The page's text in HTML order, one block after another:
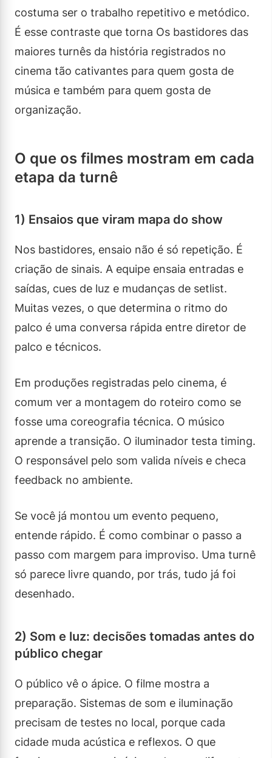
costuma ser o trabalho repetitivo e metódico.
É esse contraste que torna Os bastidores das
maiores turnês da história registrados no
cinema tão cativantes para quem gosta de
música e também para quem gosta de
organização.
O que os filmes mostram em cada
etapa da turnê
1) Ensaios que viram mapa do show
Nos bastidores, ensaio não é só repetição. É
criação de sinais. A equipe ensaia entradas e
saídas, cues de luz e mudanças de setlist.
Muitas vezes, o que determina o ritmo do
palco é uma conversa rápida entre diretor de
palco e técnicos.
Em produções registradas pelo cinema, é
comum ver a montagem do roteiro como se
fosse uma coreografia técnica. O músico
aprende a transição. O iluminador testa timing.
O responsável pelo som valida níveis e checa
feedback no ambiente.
Se você já montou um evento pequeno,
entende rápido. É como combinar o passo a
passo com margem para improviso. Uma turnê
só parece livre quando, por trás, tudo já foi
desenhado.
2) Som e luz: decisões tomadas antes do
público chegar
O público vê o ápice. O filme mostra a
preparação. Sistemas de som e iluminação
precisam de testes no local, porque cada
cidade muda acústica e reflexos. O que